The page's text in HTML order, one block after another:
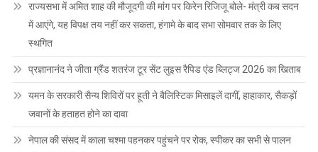
राज्यसभा में अमित शाह की मौजूदगी की मांग पर किरेन रिजिजू बोले- मंत्री कब सदन
में आएंगे, यह विपक्ष तय नहीं कर सकता, हंगामे के बाद सभा सोमवार तक के लिए
स्थगित
प्रज्ञानानंद ने जीता ग्रैंड शतरंज टूर सेंट लुइस रैपिड एंड ब्लिट्ज 2026 का खिताब
यमन के सरकारी सैन्य शिविरों पर हूती ने बैलिस्टिक मिसाइलें दागीं, हाहाकार, सैकड़ों
जवानों के हताहत होने का दावा
नेपाल की संसद में काला चश्मा पहनकर पहुंचने पर रोक, स्पीकर का सभी से पालन